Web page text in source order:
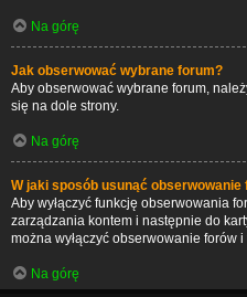
Na górę
Jak obserwować wybrane forum?
Aby obserwować wybrane forum,
się na dole strony.
Na górę
W jaki sposób usunąć obserwowanie
Aby wyłączyć funkcję obserwowania
zarządzania kontem i następnie do
można wyłączyć obserwowanie forów i
Na górę